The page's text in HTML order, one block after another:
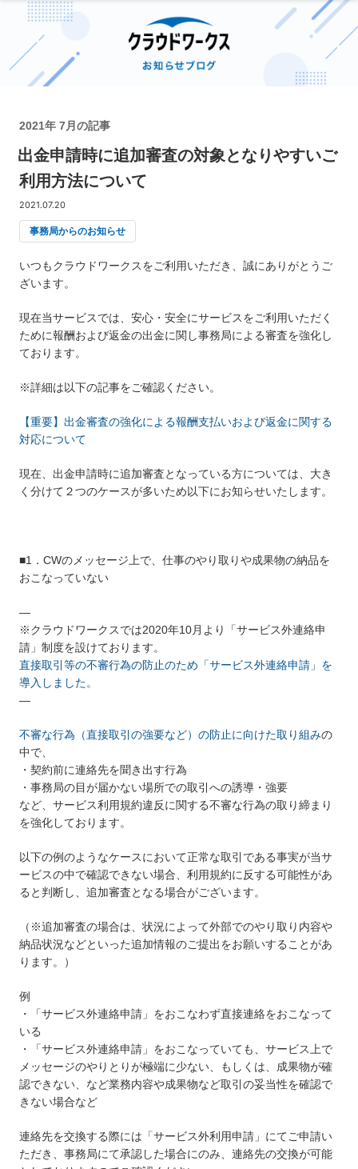
2021年 7月の記事
出金申請時に追加審査の対象となりやすいご
利用方法について
2021.07.20
事務局からのお知らせ
いつもクラウドワークスをご利用いただき、誠にありがとうご
ざいます。
現在当サービスでは、安心・安全にサービスをご利用いただく
ために報酬および返金の出金に関し事務局による審査を強化し
ております。
※詳細は以下の記事をご確認ください。
【重要】出金審査の強化による報酬支払いおよび返金に関する
対応について
現在、出金申請時に追加審査となっている方については、大き
く分けて２つのケースが多いため以下にお知らせいたします。
■1．CWのメッセージ上で、仕事のやり取りや成果物の納品を
おこなっていない
—
※クラウドワークスでは2020年10月より「サービス外連絡申
請」制度を設けております。
直接取引等の不審行為の防止のため「サービス外連絡申請」を
導入しました。
—
不審な行為（直接取引の強要など）の防止に向けた取り組みの
中で、
・契約前に連絡先を聞き出す行為
・事務局の目が届かない場所での取引への誘導・強要
など、サービス利用規約違反に関する不審な行為の取り締まり
を強化しております。
以下の例のようなケースにおいて正常な取引である事実が当サ
ービスの中で確認できない場合、利用規約に反する可能性があ
ると判断し、追加審査となる場合がございます。
（※追加審査の場合は、状況によって外部でのやり取り内容や
納品状況などといった追加情報のご提出をお願いすることがあ
ります。）
例
・「サービス外連絡申請」をおこなわず直接連絡をおこなって
いる
・「サービス外連絡申請」をおこなっていても、サービス上で
メッセージのやりとりが極端に少ない、もしくは、成果物が確
認できない、など業務内容や成果物など取引の妥当性を確認で
きない場合など
連絡先を交換する際には「サービス外利用申請」にてご申請い
ただき、事務局にて承認した場合にのみ、連絡先の交換が可能